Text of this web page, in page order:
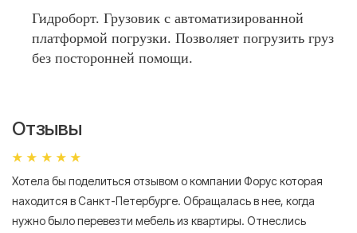
Гидроборт. Грузовик с автоматизированной
платформой погрузки. Позволяет погрузить груз
без посторонней помощи.
Отзывы
Хотела бы поделиться отзывом о компании Форус которая
находится в Санкт-Петербурге. Обращалась в нее, когда
нужно было перевезти мебель из квартиры. Отнеслись